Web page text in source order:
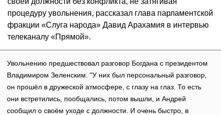
процедуру увольнения, рассказал глава парламентской
фракции «Слуга народа» Давид Арахамия в интервью
телеканалу «Прямой».
Увольнению предшествовал разговор Богдана с президентом
Владимиром Зеленским. "У них был персональный разговор,
он прошёл в дружеской атмосфере, с глазу на глаз. То есть
они встретились, пообщались, потом вышли, и Андрей
сообщил о своём уходе с должности. И очень быстро, в